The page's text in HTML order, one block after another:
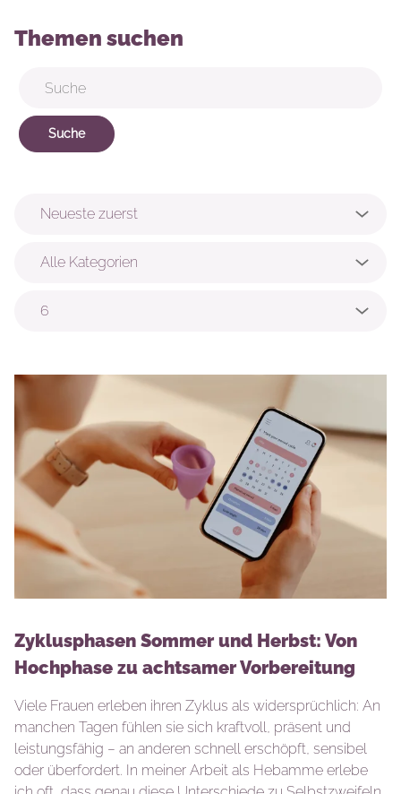
Themen suchen
Suche
Zyklusphasen Sommer und Herbst: Von
Hochphase zu achtsamer Vorbereitung
Viele Frauen erleben ihren Zyklus als widersprüchlich: An
manchen Tagen fühlen sie sich kraftvoll, präsent und
leistungsfähig – an anderen schnell erschöpft, sensibel
oder überfordert. In meiner Arbeit als Hebamme erlebe